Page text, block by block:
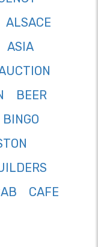
ALSACE
ASIA
BEER
BINGO
CAFE